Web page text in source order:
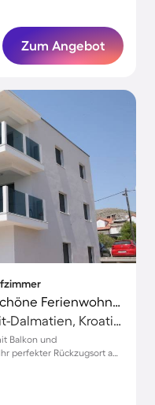
Zum Angebot
Voll ausgestattete wunderschöne Ferienwohnung mit Terrasse | Stadtblick
Trogir, Gespanschaft Split-Dalmatien, Kroatien
Balkon und
perfekter Rückzugsort am